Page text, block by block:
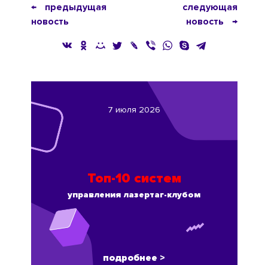
← предыдущая
новость
следующая
новость →
7 июля 2026
Топ-10 систем
управления лазертаг-клубом
подробнее >